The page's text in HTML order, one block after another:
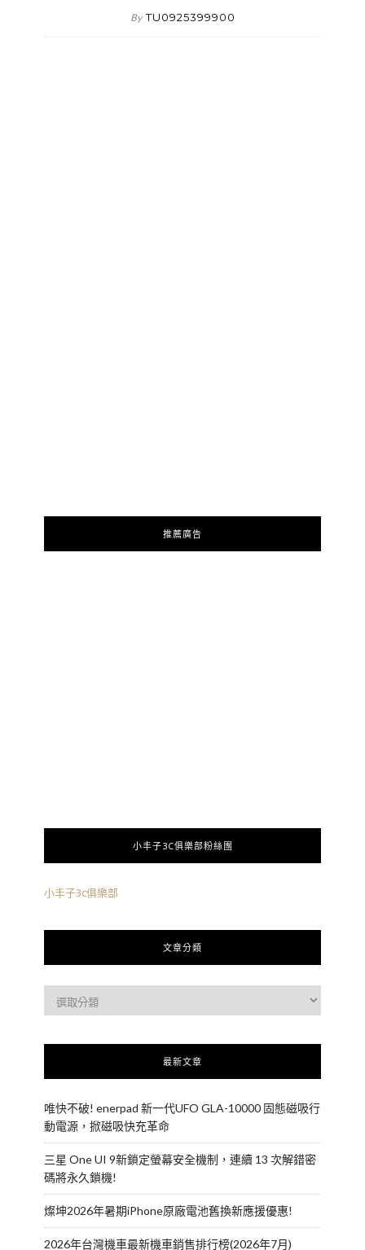
By TU0925399900
推薦廣告
小丰子3C俱樂部粉絲團
小丰子3c俱樂部
文章分類
最新文章
唯快不破! enerpad 新一代UFO GLA-10000 固態磁吸行
動電源，掀磁吸快充革命
三星 One UI 9新鎖定螢幕安全機制，連續 13 次解錯密
碼將永久鎖機!
燦坤2026年暑期iPhone原廠電池舊換新應援優惠!
2026年台灣機車最新機車銷售排行榜(2026年7月)